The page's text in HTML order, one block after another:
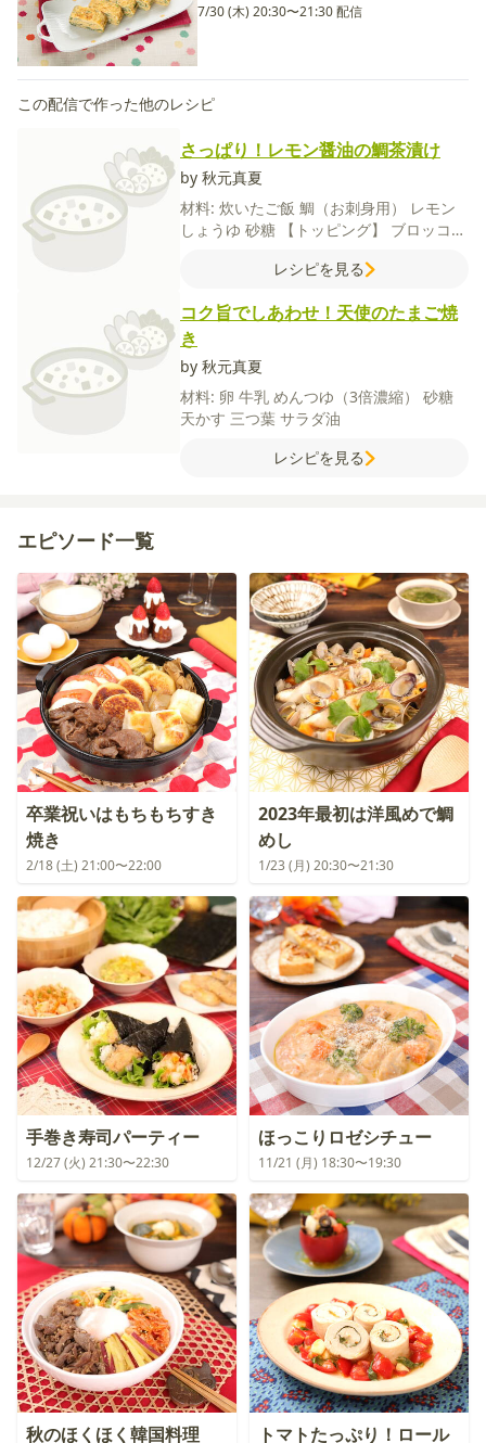
7/30 (木) 20:30〜21:30 配信
この配信で作った他のレシピ
さっぱり！レモン醤油の鯛茶漬け
by 秋元真夏
材料: 炊いたご飯 鯛（お刺身用）
レモン
しょうゆ 砂糖 【トッピング】 ブロッコリ
【トッピング】刻み海苔
レシピを見る
コク旨でしあわせ！天使のたまご焼
き
by 秋元真夏
材料: 卵 牛乳 めんつゆ（3倍濃縮） 砂糖
天かす 三つ葉 サラダ油
レシピを見る
エピソード一覧
卒業祝いはもちもちすき
焼き
2/18 (土) 21:00〜22:00
2023年最初は洋風めで鯛
めし
1/23 (月) 20:30〜21:30
手巻き寿司パーティー
12/27 (火) 21:30〜22:30
ほっこりロゼシチュー
11/21 (月) 18:30〜19:30
秋のほくほく韓国料理 トマトたっぷり！ロール